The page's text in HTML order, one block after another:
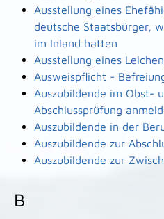
Ausstellung eines
deutsche Staatsbürger,
im Inland hatten
Ausstellung eines
Ausweispflicht -
Auszubildende im Obst-
Abschlussprüfung
Auszubildende in der
Auszubildende zur
Auszubildende zur
B